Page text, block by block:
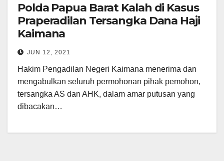
Polda Papua Barat Kalah di Kasus
Praperadilan Tersangka Dana Haji
Kaimana
JUN 12, 2021
Hakim Pengadilan Negeri Kaimana menerima dan
mengabulkan seluruh permohonan pihak pemohon,
tersangka AS dan AHK, dalam amar putusan yang
dibacakan…